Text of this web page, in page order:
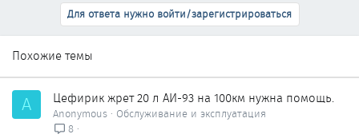
Для ответа нужно войти/зарегистрироваться
Похожие темы
A Цефирик жрет 20 л АИ-93 на 100км нужна помощь.
Anonymous
Обслуживание и эксплуатация
8